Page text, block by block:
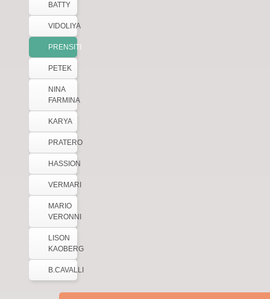
BATTY
VIDOLIYA
PRENSITI
PETEK
NINA
FARMINA
KARYA
PRATERO
HASSION
VERMARI
MARIO
VERONNI
LISON
KAOBERG
B.CAVALLI